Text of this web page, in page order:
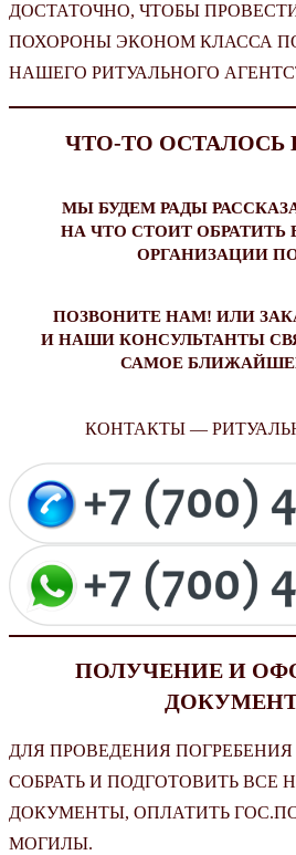
ДОСТАТОЧНО, ЧТОБЫ
ПОХОРОНЫ ЭКОНОМ КЛАССА
НАШЕГО РИТУАЛЬНОГО
ЧТО-ТО ОСТАЛОСЬ
МЫ БУДЕМ РАДЫ
НА ЧТО СТОИТ
ОРГАНИЗАЦИИ
ПОЗВОНИТЕ НАМ! ИЛИ
И НАШИ КОНСУЛЬТАНТЫ
САМОЕ
КОНТАКТЫ —
ПОЛУЧЕНИЕ И
ДЛЯ ПРОВЕДЕНИЯ
СОБРАТЬ И ПОДГОТОВИТЬ ВСЕ
ДОКУМЕНТЫ, ОПЛАТИТЬ
МОГИЛЫ.